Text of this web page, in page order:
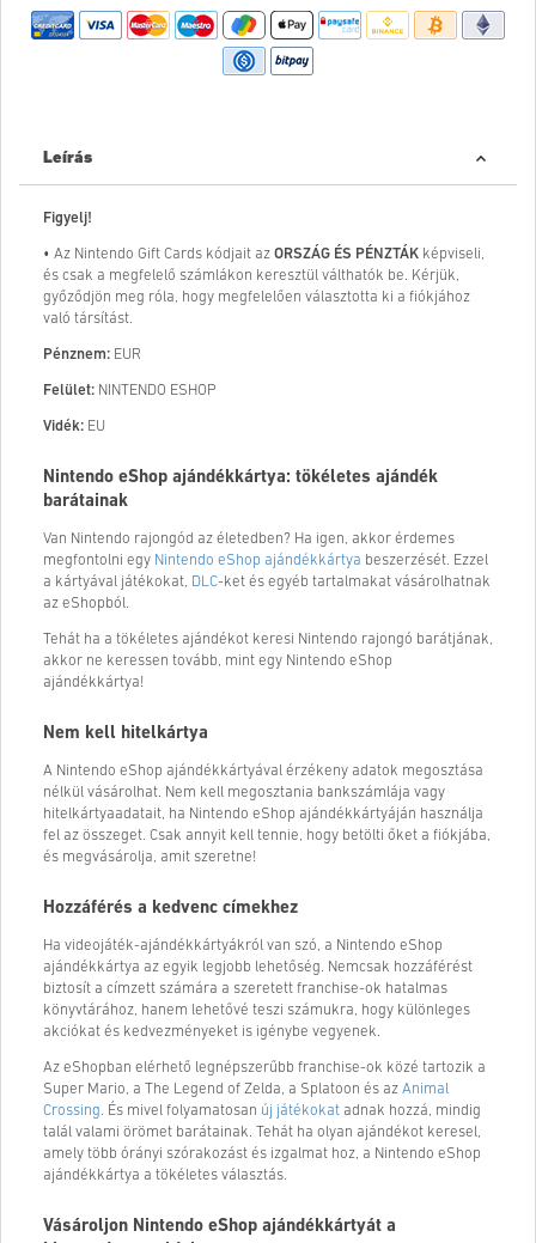
Leírás
Figyelj!
• Az Nintendo Gift Cards kódjait az ORSZÁG ÉS PÉNZTÁK képviseli,
és csak a megfelelő számlákon keresztül válthatók be. Kérjük,
győződjön meg róla, hogy megfelelően választotta ki a fiókjához
való társítást.
Pénznem: EUR
Felület: NINTENDO ESHOP
Vidék: EU
Nintendo eShop ajándékkártya: tökéletes ajándék
barátainak
Van Nintendo rajongód az életedben? Ha igen, akkor érdemes
megfontolni egy Nintendo eShop ajándékkártya beszerzését. Ezzel
a kártyával játékokat, DLC-ket és egyéb tartalmakat vásárolhatnak
az eShopból.
Tehát ha a tökéletes ajándékot keresi Nintendo rajongó barátjának,
akkor ne keressen tovább, mint egy Nintendo eShop
ajándékkártya!
Nem kell hitelkártya
A Nintendo eShop ajándékkártyával érzékeny adatok megosztása
nélkül vásárolhat. Nem kell megosztania bankszámlája vagy
hitelkártyaadatait, ha Nintendo eShop ajándékkártyáján használja
fel az összeget. Csak annyit kell tennie, hogy betölti őket a fiókjába,
és megvásárolja, amit szeretne!
Hozzáférés a kedvenc címekhez
Ha videojáték-ajándékkártyákról van szó, a Nintendo eShop
ajándékkártya az egyik legjobb lehetőség. Nemcsak hozzáférést
biztosít a címzett számára a szeretett franchise-ok hatalmas
könyvtárához, hanem lehetővé teszi számukra, hogy különleges
akciókat és kedvezményeket is igénybe vegyenek.
Az eShopban elérhető legnépszerűbb franchise-ok közé tartozik a
Super Mario, a The Legend of Zelda, a Splatoon és az Animal
Crossing. És mivel folyamatosan új játékokat adnak hozzá, mindig
talál valami örömet barátainak. Tehát ha olyan ajándékot keresel,
amely több órányi szórakozást és izgalmat hoz, a Nintendo eShop
ajándékkártya a tökéletes választás.
Vásároljon Nintendo eShop ajándékkártyát a